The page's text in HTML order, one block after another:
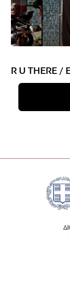
R U THERE /